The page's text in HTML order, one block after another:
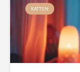
KATTEN